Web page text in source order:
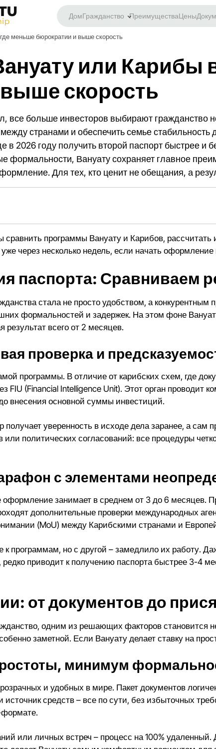
ДомГражданство ПреимуществаЦены
меньше бюрократии и выше скорость
или Карибы
скорость
все больше инвесторов выбирают гражданство
странами и обеспечить семье
в 2026 году получить второй паспорт быстрее и
формальности, Вануату сохраняет главное
Для тех, кто ценит не обещания, а
сравнить программы Вануату и Карибов, рассчитать
через несколько недель, если начать оформление
паспорта: Сравниваем
стала не просто удобством, а
формальностей и задержек. На этом фоне
результат всего от 2 месяцев.
проверка и
программы. В отличие от карибских схем, где
FIU (Financial Intelligence Unit). Этот орган проводит
внесения основной суммы инвестиций.
получает уверенность в исходе дела заранее, а
политических согласований: все процедуры
с элементами
занимает в среднем от 3 до 6 месяцев.
дополнительные проверки международных
(MoU) между Карибскими странами и
программам, но с другой – замедлило их работу.
приводит к получению паспорта быстрее 3-4
от документов до
одним из решающих факторов становится
заметной. Если Вануату делает ставку на
минимум
и удобных в мире. Пакет документов
средств – все по сути, без избыточных
формате.
или личных встреч – процесс на 100%